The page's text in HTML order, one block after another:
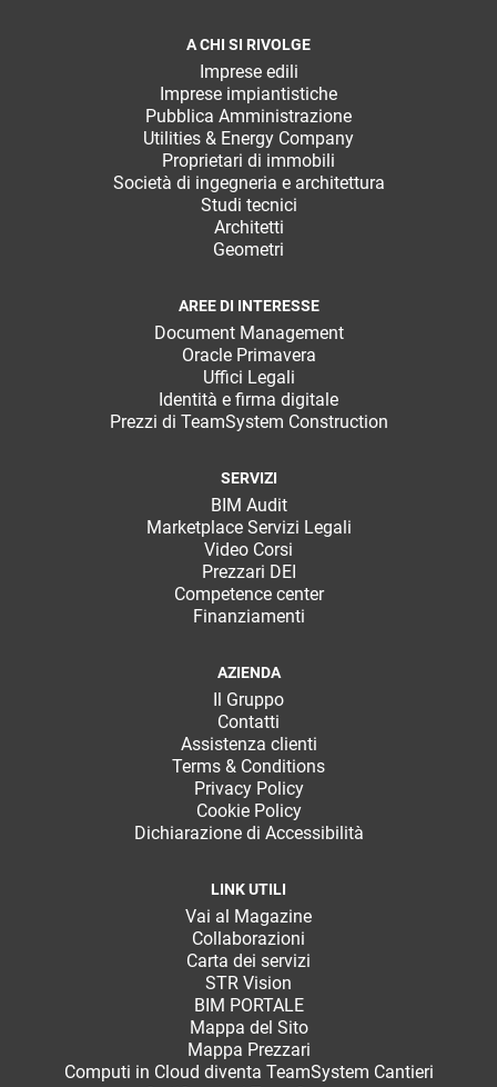
A CHI SI RIVOLGE
Imprese edili
Imprese impiantistiche
Pubblica Amministrazione
Utilities & Energy Company
Proprietari di immobili
Società di ingegneria e architettura
Studi tecnici
Architetti
Geometri
AREE DI INTERESSE
Document Management
Oracle Primavera
Uffici Legali
Identità e firma digitale
Prezzi di TeamSystem Construction
SERVIZI
BIM Audit
Marketplace Servizi Legali
Video Corsi
Prezzari DEI
Competence center
Finanziamenti
AZIENDA
Il Gruppo
Contatti
Assistenza clienti
Terms & Conditions
Privacy Policy
Cookie Policy
Dichiarazione di Accessibilità
LINK UTILI
Vai al Magazine
Collaborazioni
Carta dei servizi
STR Vision
BIM PORTALE
Mappa del Sito
Mappa Prezzari
Computi in Cloud diventa TeamSystem Cantieri